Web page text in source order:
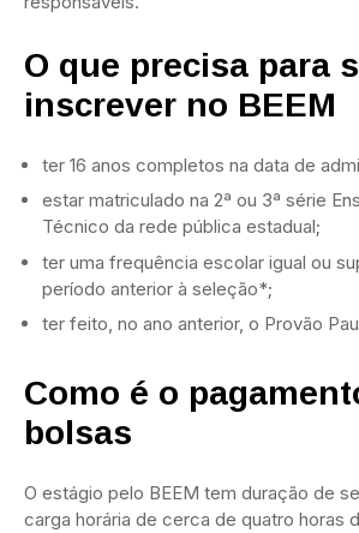
O que precisa para
inscrever no BEEM
ter 16 anos completos na data de
estar matriculado na 2ª ou 3ª série
Técnico da rede pública estadual;
ter uma frequência escolar igual ou
período anterior à seleção*;
ter feito, no ano anterior, o Provão
Como é o
bolsas
O estágio pelo BEEM tem duração de
carga horária de cerca de quatro horas